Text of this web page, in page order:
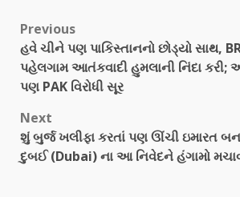
Previous
હવે ચીને પણ પાકિસ્તાનનો છોડ્યો સાથ,
પહેલગામ આતંકવાદી હુમલાની નિંદા કરી;
પણ PAK વિરોધી સૂર
Next
શું બુર્જ ખલીફા કરતાં પણ ઊંચી ઇમારત
દુબઈ (Dubai) ના આ નિવેદને હંગામો